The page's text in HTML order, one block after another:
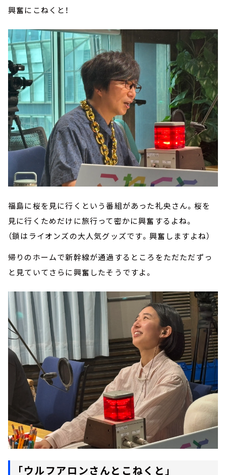
興奮にこねくと！
福島に桜を見に行くという番組があった礼央さん。桜を
見に行くためだけに旅行って密かに興奮するよね。
（鎖はライオンズの大人気グッズです。興奮しますよね）
帰りのホームで新幹線が通過するところをただただずっ
と見ていてさらに興奮したそうですよ。
「ウルフアロンさんとこねくと」